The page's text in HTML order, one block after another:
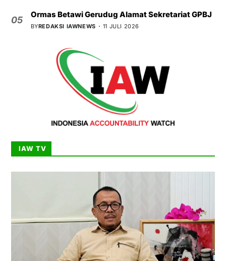
05
Ormas Betawi Gerudug Alamat Sekretariat GPBJ
BYREDAKSI IAWNEWS 11 JULI 2026
IAW TV